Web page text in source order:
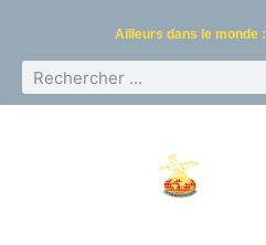
Ailleurs dans le monde :